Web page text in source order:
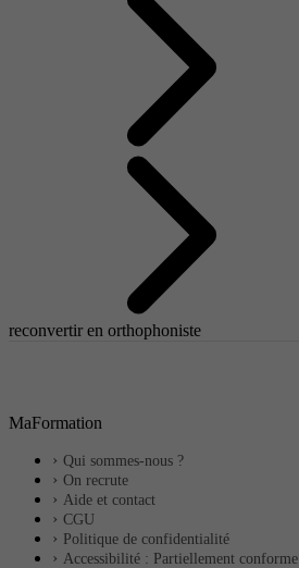
reconvertir en orthophoniste
MaFormation
Qui sommes-nous ?
On recrute
Aide et contact
CGU
Politique de confidentialité
Accessibilité : Partiellement conforme